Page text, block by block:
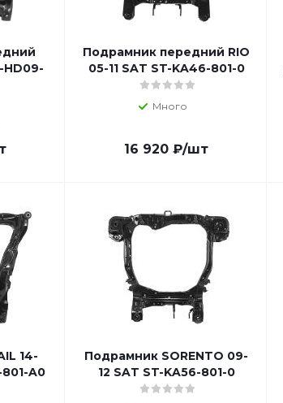
HD09-
Подрамник передний RIO
05-11 SAT ST-KA46-801-0
Много
16 920 ₽/шт
14-
A0
Подрамник SORENTO 09-
12 SAT ST-KA56-801-0